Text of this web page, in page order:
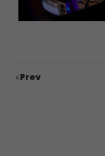
Prev